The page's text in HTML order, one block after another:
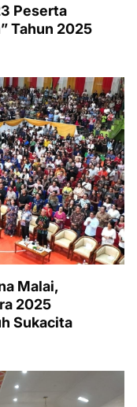
Peserta
Tahun 2025
Malai,
2025
Sukacita